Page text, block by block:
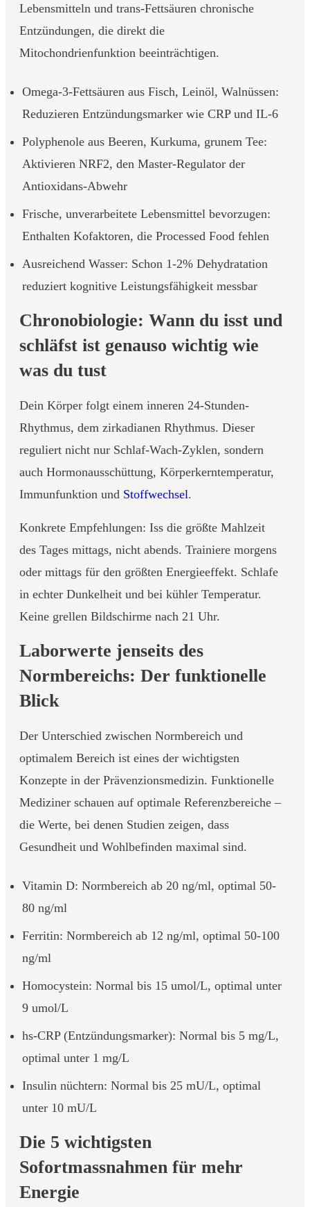
Lebensmitteln und trans-Fettsäuren chronische
Entzündungen, die direkt die
Mitochondrienfunktion beeinträchtigen.
Omega-3-Fettsäuren aus Fisch, Leinöl, Walnüssen:
Reduzieren Entzündungsmarker wie CRP und IL-6
Polyphenole aus Beeren, Kurkuma, grunem Tee:
Aktivieren NRF2, den Master-Regulator der
Antioxidans-Abwehr
Frische, unverarbeitete Lebensmittel bevorzugen:
Enthalten Kofaktoren, die Processed Food fehlen
Ausreichend Wasser: Schon 1-2% Dehydratation
reduziert kognitive Leistungsfähigkeit messbar
Chronobiologie: Wann du isst und
schläfst ist genauso wichtig wie
was du tust
Dein Körper folgt einem inneren 24-Stunden-
Rhythmus, dem zirkadianen Rhythmus. Dieser
reguliert nicht nur Schlaf-Wach-Zyklen, sondern
auch Hormonausschüttung, Körperkerntemperatur,
Immunfunktion und Stoffwechsel.
Konkrete Empfehlungen: Iss die größte Mahlzeit
des Tages mittags, nicht abends. Trainiere morgens
oder mittags für den größten Energieeffekt. Schlafe
in echter Dunkelheit und bei kühler Temperatur.
Keine grellen Bildschirme nach 21 Uhr.
Laborwerte jenseits des
Normbereichs: Der funktionelle
Blick
Der Unterschied zwischen Normbereich und
optimalem Bereich ist eines der wichtigsten
Konzepte in der Prävenzionsmedizin. Funktionelle
Mediziner schauen auf optimale Referenzbereiche –
die Werte, bei denen Studien zeigen, dass
Gesundheit und Wohlbefinden maximal sind.
Vitamin D: Normbereich ab 20 ng/ml, optimal 50-
80 ng/ml
Ferritin: Normbereich ab 12 ng/ml, optimal 50-100
ng/ml
Homocystein: Normal bis 15 umol/L, optimal unter
9 umol/L
hs-CRP (Entzündungsmarker): Normal bis 5 mg/L,
optimal unter 1 mg/L
Insulin nüchtern: Normal bis 25 mU/L, optimal
unter 10 mU/L
Die 5 wichtigsten
Sofortmassnahmen für mehr
Energie